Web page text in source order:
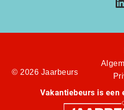
© 2026 Jaarbeurs
Vakantiebeurs is een